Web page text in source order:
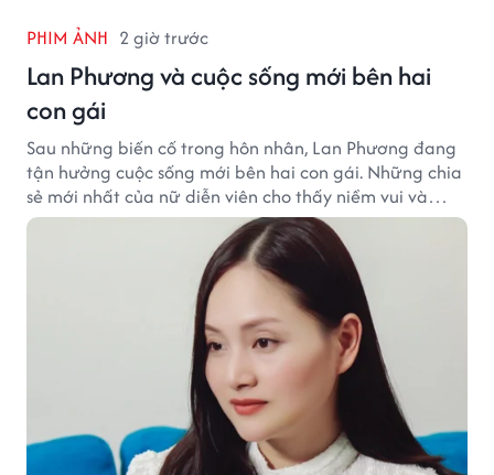
PHIM ẢNH 2 giờ trước
Lan Phương và cuộc sống mới bên hai
con gái
Sau những biến cố trong hôn nhân, Lan Phương đang
tận hưởng cuộc sống mới bên hai con gái. Những chia
sẻ mới nhất của nữ diễn viên cho thấy niềm vui và
hạnh phúc hiện tại đến từ những điều bình dị mỗi